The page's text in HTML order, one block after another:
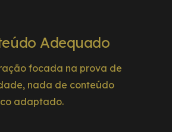
Adequado
focada na prova de
nada de conteúdo
adaptado.